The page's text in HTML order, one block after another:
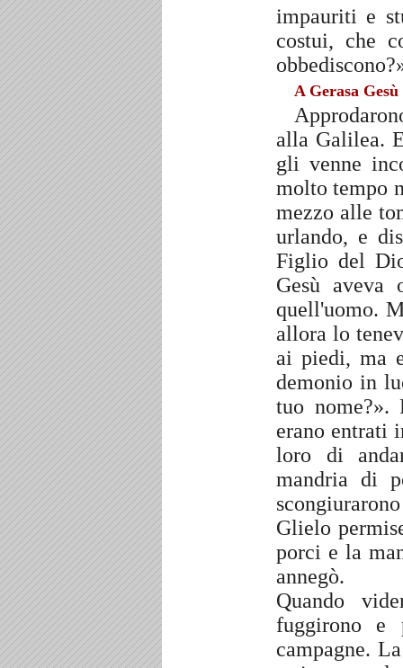
impauriti e
costui, che
A Gerasa
alla Galilea.
gli venne
molto tempo
mezzo alle
urlando, e
Figlio del
Gesù
quell'uomo.
allora lo
ai piedi, ma
demonio in
tuo nome?».
erano entrati
loro di
mandria di
Glielo
porci e la
annegò.
Quando
fuggirono e
campagne.